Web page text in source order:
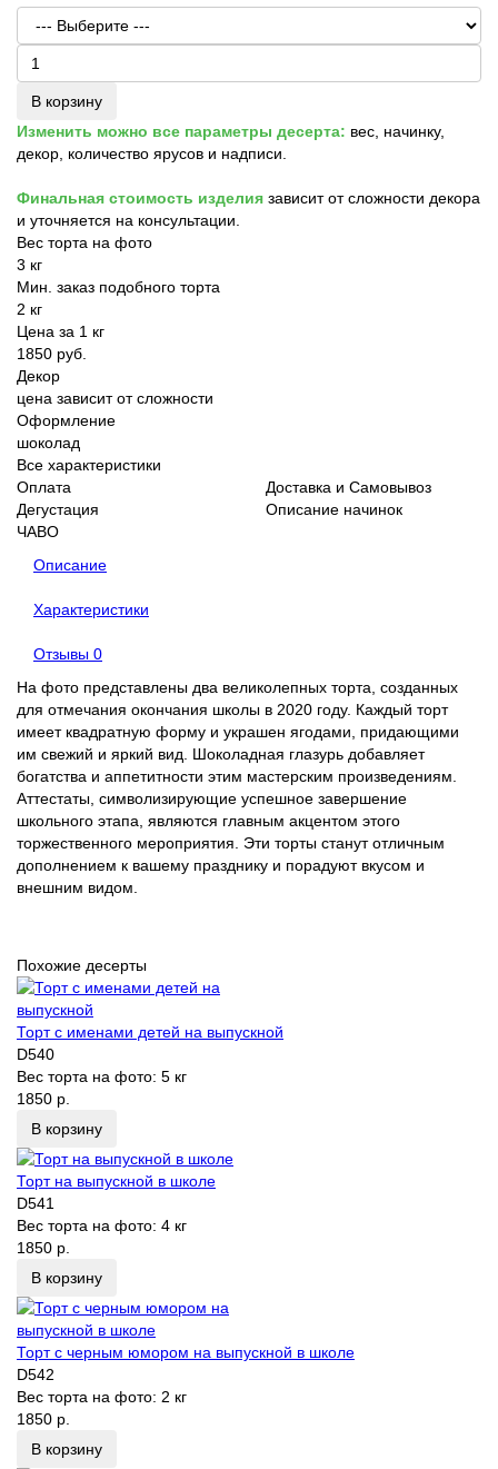
В корзину
Изменить можно все параметры десерта: вес, начинку,
декор, количество ярусов и надписи.
Финальная стоимость изделия зависит от сложности декора
и уточняется на консультации.
Вес торта на фото
3 кг
Мин. заказ подобного торта
2 кг
Цена за 1 кг
1850 руб.
Декор
цена зависит от сложности
Оформление
шоколад
Все характеристики
Оплата
Доставка и Самовывоз
Дегустация
Описание начинок
ЧАВО
Описание
Характеристики
Отзывы 0
На фото представлены два великолепных торта, созданных
для отмечания окончания школы в 2020 году. Каждый торт
имеет квадратную форму и украшен ягодами, придающими
им свежий и яркий вид. Шоколадная глазурь добавляет
богатства и аппетитности этим мастерским произведениям.
Аттестаты, символизирующие успешное завершение
школьного этапа, являются главным акцентом этого
торжественного мероприятия. Эти торты станут отличным
дополнением к вашему празднику и порадуют вкусом и
внешним видом.
Похожие десерты
Торт с именами детей на выпускной
D540
Вес торта на фото: 5 кг
1850 р.
В корзину
Торт на выпускной в школе
D541
Вес торта на фото: 4 кг
1850 р.
В корзину
Торт с черным юмором на выпускной в школе
D542
Вес торта на фото: 2 кг
1850 р.
В корзину